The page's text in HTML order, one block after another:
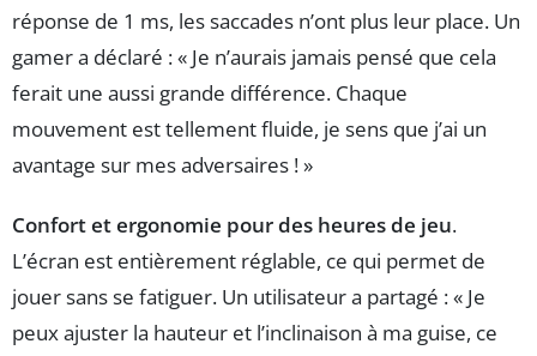
réponse de 1 ms, les saccades n’ont plus leur place. Un
gamer a déclaré : « Je n’aurais jamais pensé que cela
ferait une aussi grande différence. Chaque
mouvement est tellement fluide, je sens que j’ai un
avantage sur mes adversaires ! »
Confort et ergonomie pour des heures de jeu.
L’écran est entièrement réglable, ce qui permet de
jouer sans se fatiguer. Un utilisateur a partagé : « Je
peux ajuster la hauteur et l’inclinaison à ma guise, ce